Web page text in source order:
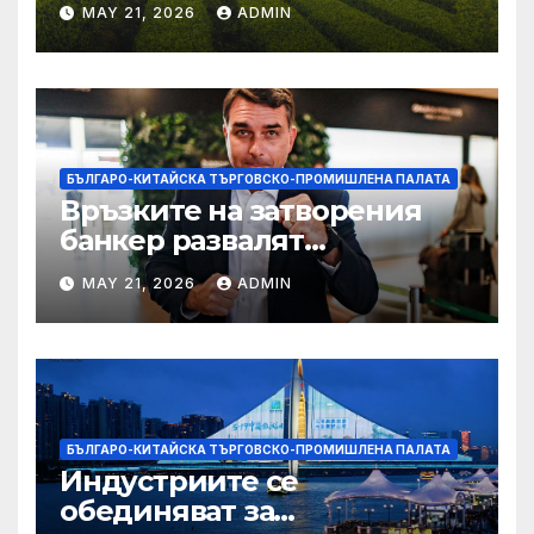
MAY 21, 2026 ADMIN
БЪЛГАРО-КИТАЙСКА ТЪРГОВСКО-ПРОМИШЛЕНА ПАЛАТА
Връзките на затворения
банкер развалят
надеждите на Флавио
Болсонаро за президент на
Бразилия
MAY 21, 2026 ADMIN
БЪЛГАРО-КИТАЙСКА ТЪРГОВСКО-ПРОМИШЛЕНА ПАЛАТА
Индустриите се
обединяват за